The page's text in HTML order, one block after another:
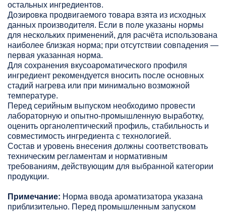
остальных ингредиентов.
Дозировка продвигаемого товара взята из исходных
данных производителя. Если в поле указаны нормы
для нескольких применений, для расчёта использована
наиболее близкая норма; при отсутствии совпадения —
первая указанная норма.
Для сохранения вкусоароматического профиля
ингредиент рекомендуется вносить после основных
стадий нагрева или при минимально возможной
температуре.
Перед серийным выпуском необходимо провести
лабораторную и опытно-промышленную выработку,
оценить органолептический профиль, стабильность и
совместимость ингредиента с технологией.
Состав и уровень внесения должны соответствовать
техническим регламентам и нормативным
требованиям, действующим для выбранной категории
продукции.
Примечание: Норма ввода ароматизатора указана
приблизительно. Перед промышленным запуском